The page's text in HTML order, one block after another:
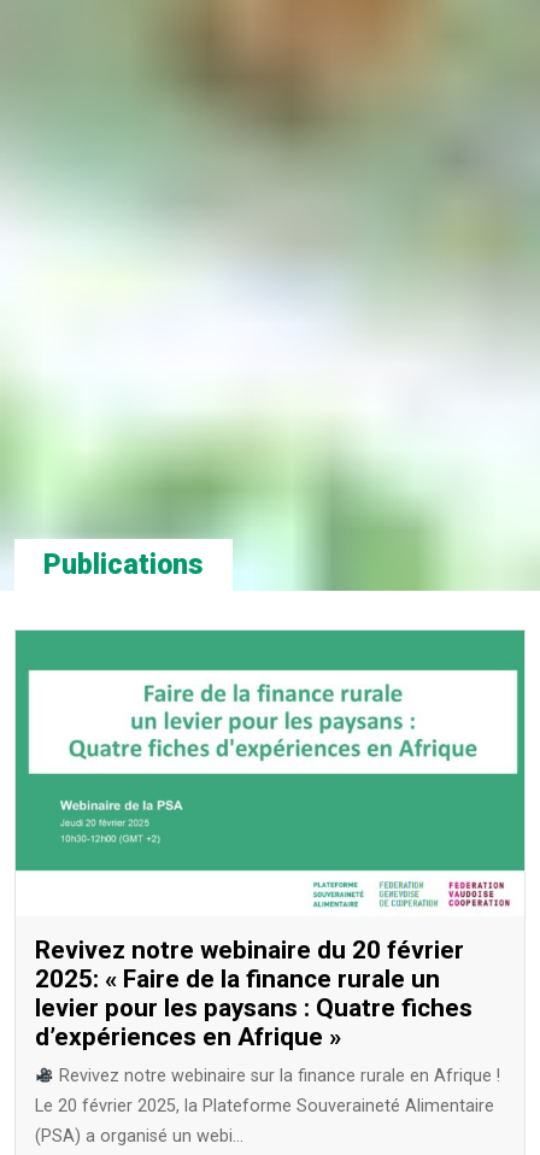
Publications
Revivez notre webinaire du 20 février
2025: « Faire de la finance rurale un
levier pour les paysans : Quatre fiches
d’expériences en Afrique »
Revivez notre webinaire sur la finance rurale en Afrique !
Le 20 février 2025, la Plateforme Souveraineté Alimentaire
(PSA) a organisé un webi...